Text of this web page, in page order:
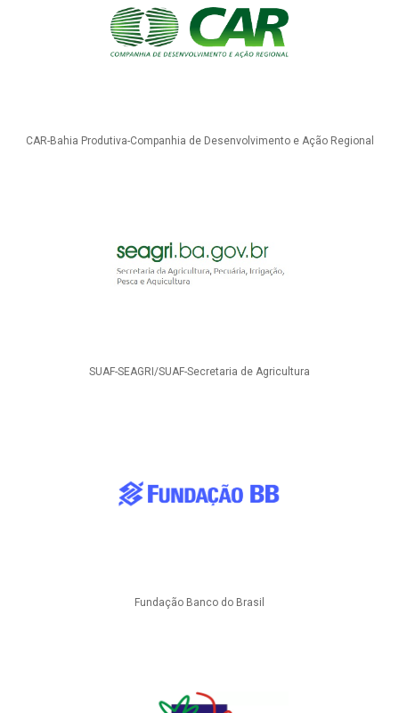
CAR-Bahia Produtiva-Companhia de Desenvolvimento e Ação Regional
SUAF-SEAGRI/SUAF-Secretaria de Agricultura
Fundação Banco do Brasil